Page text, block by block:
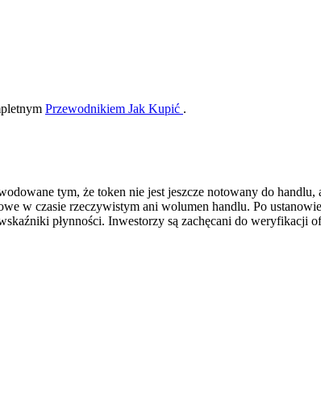
Przewodnikiem Jak Kupić .
tym, że token nie jest jeszcze notowany do
w czasie rzeczywistym ani wolumen handlu. Po
płynności. Inwestorzy są zachęcani do weryfikacji